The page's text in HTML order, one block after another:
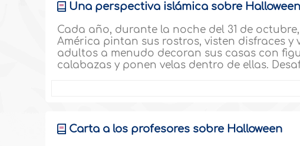
Üna perspectiva islámica sobre Halloween
Cada año, durante la noche del 31 de
América pintan sus rostros, visten disfraces
adultos a menudo decoran sus casas con
calabazas y ponen velas dentro de ellas.
Carta a los profesores sobre Halloween